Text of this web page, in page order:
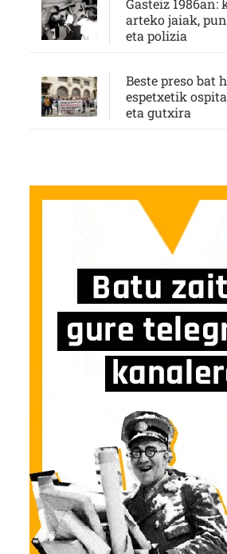
arteko jaiak,
eta polizia
Beste preso bat
espetxetik
eta gutxira